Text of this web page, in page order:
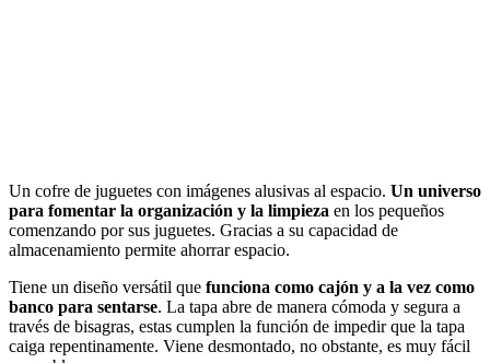
Un cofre de juguetes con imágenes alusivas al espacio. Un universo
para fomentar la organización y la limpieza en los pequeños
comenzando por sus juguetes. Gracias a su capacidad de
almacenamiento permite ahorrar espacio.
Tiene un diseño versátil que funciona como cajón y a la vez como
banco para sentarse. La tapa abre de manera cómoda y segura a
través de bisagras, estas cumplen la función de impedir que la tapa
caiga repentinamente. Viene desmontado, no obstante, es muy fácil